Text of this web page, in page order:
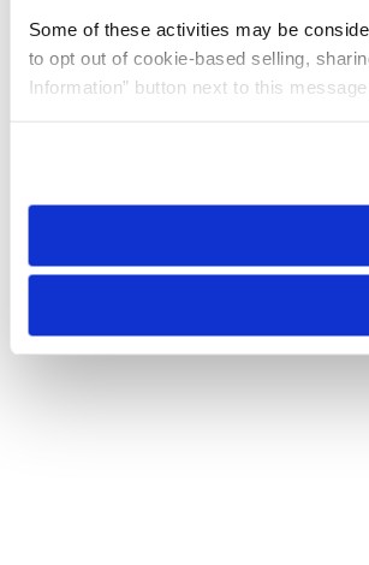
Some of these activities may be
to opt out of cookie-based selling,
Information” button next to this
need to be set again.